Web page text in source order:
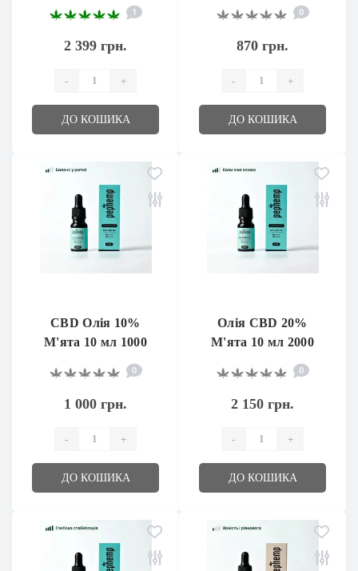
1
2 399 грн.
- +
ДО КОШИКА
0
870 грн.
- +
ДО КОШИКА
CBD Олія 10%
М'ята 10 мл 1000
0
1 000 грн.
- +
ДО КОШИКА
Олія CBD 20%
М'ята 10 мл 2000
0
2 150 грн.
- +
ДО КОШИКА